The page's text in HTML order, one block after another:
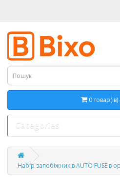
0
Categories
Набір запобіжників AUTO FUSE в